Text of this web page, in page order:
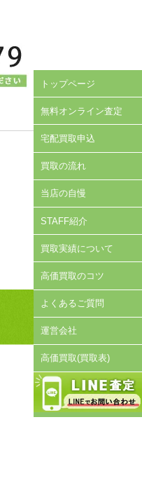
トップページ
無料オンライン査定
宅配買取申込
買取の流れ
当店の自慢
STAFF紹介
買取実績について
高価買取のコツ
よくあるご質問
運営会社
高価買取(買取表)